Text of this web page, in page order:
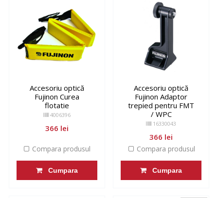
Accesoriu optică
Fujinon Curea
flotatie
4006396
366 lei
Compara produsul
Cumpara
Accesoriu optică
Fujinon Adaptor
trepied pentru FMT
/ WPC
16330043
366 lei
Compara produsul
Cumpara